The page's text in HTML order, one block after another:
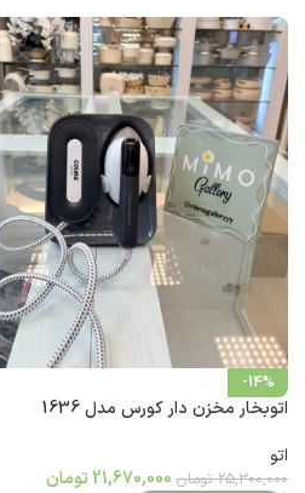
-14%
اتوبخار مخزن دار کورس مدل 1636
اتو
25,300,000 تومان 21,670,000 تومان